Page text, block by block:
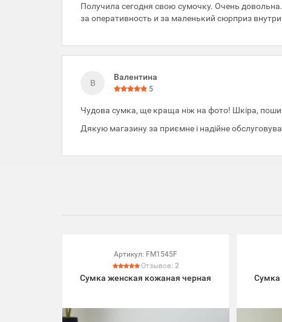
Получила сегодня свою сумочку. Очень
за оперативность и за маленький сюрприз
В
Валентина
5
Чудова сумка, ще краща ніж на фото! Шкіра,
Дякую магазину за приємне і надійне
Артикул: FM1545F
Отзывов: 2
Сумка женская кожаная черная Сумка